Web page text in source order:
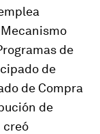
de
de
de Compra
de
creó